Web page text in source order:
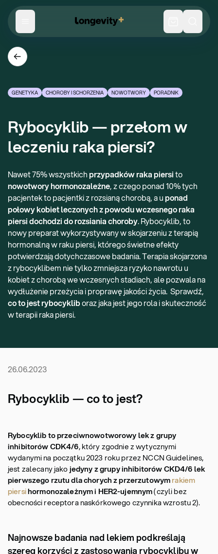
GENETYKA CHOROBY I SCHORZENIA NOWOTWORY PORADNIK
Rybocyklib — przełom w
leczeniu raka piersi?
Nawet 75% wszystkichprzypadków raka piersito
nowotwory hormonozależne, z czego ponad 10% tych
pacjentek to pacjentki z rozsianą chorobą, a uponad
połowy kobiet leczonych z powodu wczesnego raka
piersi dochodzi do rozsiania choroby. Rybocyklib, to
nowy preparat wykorzystywany w skojarzeniu z terapią
hormonalną w raku piersi, którego świetne efekty
potwierdzają dotychczasowe badania. Terapia skojarzona
z rybocyklibem nie tylko zmniejsza ryzyko nawrotu u
kobiet z chorobą we wczesnych stadiach, ale pozwala na
wydłużenie przeżycia i proprawę jakości życia. Sprawdź,
co to jest rybocykliboraz jaka jest jego rola i skuteczność
w terapii raka piersi.
26.06.2023
Rybocyklib — co to jest?
Rybocyklib to przeciwnowotworowy lek z grupy
inhibitorów CDK4/6, który zgodnie z wytycznymi
wydanymi na początku 2023 roku przez NCCN Guidelines,
jest zalecany jakojedyny z grupy inhibitorów CKD4/6 lek
pierwszego rzutu dla chorych z przerzutowymrakiem
piersihormonozależnym i HER2-ujemnym(czyli bez
obecności receptora naskórkowego czynnika wzrostu 2).
Najnowsze badania nad lekiem podkreślają
szereg korzyści z zastosowania rybocyklibu w